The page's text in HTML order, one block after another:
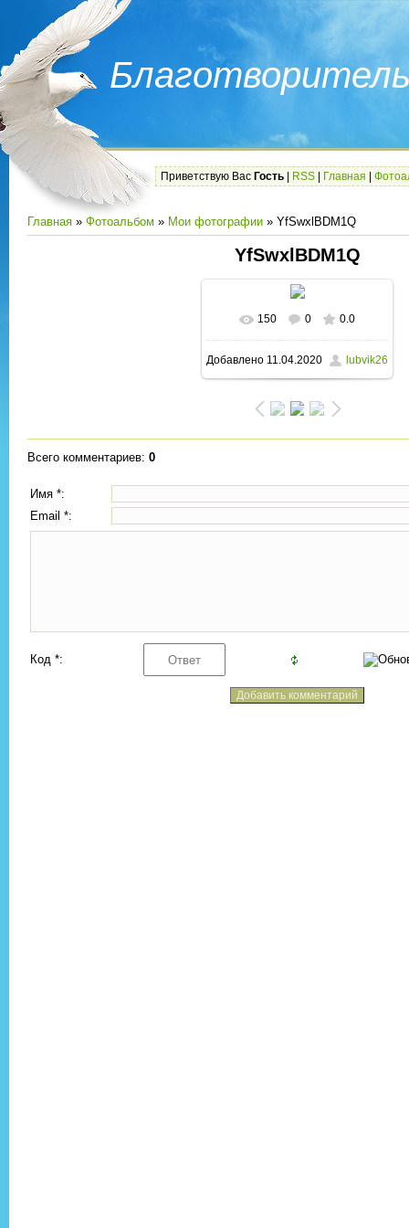
Приветствую Вас Гость RSS Главная
Главная » Фотоальбом » Мои фотографии » YfSwxlBDM1Q
YfSwxlBDM1Q
В реальном размере
1280x960/ 150.8Kb
150 0 0.0
Добавлено 11.04.2020 lubvik26
Всего комментариев: 0
Имя *:
Email *:
Код *: